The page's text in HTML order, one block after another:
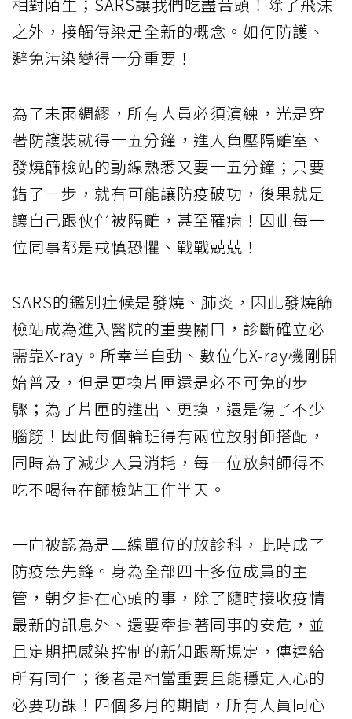
相對陌生；SARS讓我們吃盡苦頭！除了飛沫
之外，接觸傳染是全新的概念。如何防護、
避免污染變得十分重要！
為了未雨綢繆，所有人員必須演練，光是穿
著防護裝就得十五分鐘，進入負壓隔離室、
發燒篩檢站的動線熟悉又要十五分鐘；只要
錯了一步，就有可能讓防疫破功，後果就是
讓自己跟伙伴被隔離，甚至罹病！因此每一
位同事都是戒慎恐懼、戰戰兢兢！
SARS的鑑別症候是發燒、肺炎，因此發燒篩
檢站成為進入醫院的重要關口，診斷確立必
需靠X-ray。所幸半自動、數位化X-ray機剛開
始普及，但是更換片匣還是必不可免的步
驟；為了片匣的進出、更換，還是傷了不少
腦筋！因此每個輪班得有兩位放射師搭配，
同時為了減少人員消耗，每一位放射師得不
吃不喝待在篩檢站工作半天。
一向被認為是二線單位的放診科，此時成了
防疫急先鋒。身為全部四十多位成員的主
管，朝夕掛在心頭的事，除了隨時接收疫情
最新的訊息外、還要牽掛著同事的安危，並
且定期把感染控制的新知跟新規定，傳達給
所有同仁；後者是相當重要且能穩定人心的
必要功課！四個多月的期間，所有人員同心